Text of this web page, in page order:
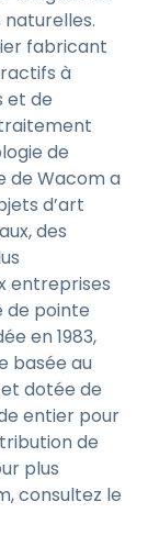
fabricant
à
et de
de
de Wacom a
d’art
des
entreprises
de pointe
en 1983,
basée au
dotée de
entier pour
de
plus
consultez le